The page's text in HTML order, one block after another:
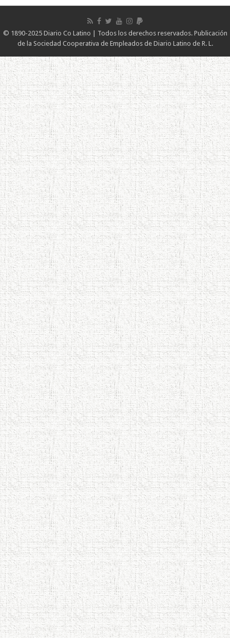
© 1890-2025 Diario Co Latino | Todos los derechos reservados. Publicación
de la Sociedad Cooperativa de Empleados de Diario Latino de R. L.